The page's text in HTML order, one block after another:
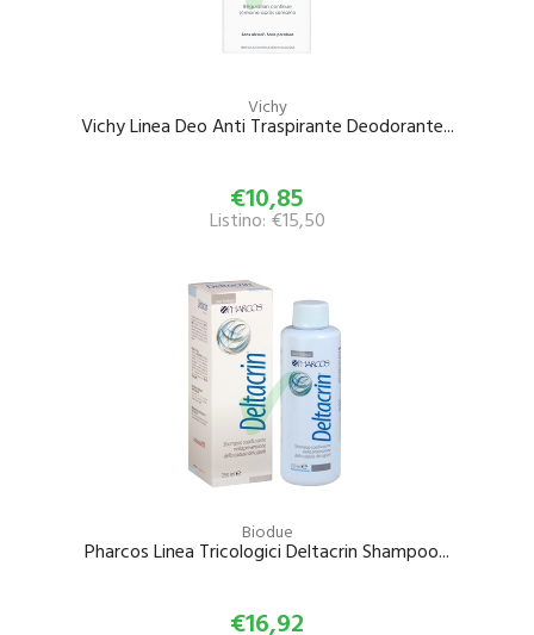
Vichy
Vichy Linea Deo Anti Traspirante Deodorante...
€10,85
Listino: €15,50
Biodue
Pharcos Linea Tricologici Deltacrin Shampoo...
€16,92